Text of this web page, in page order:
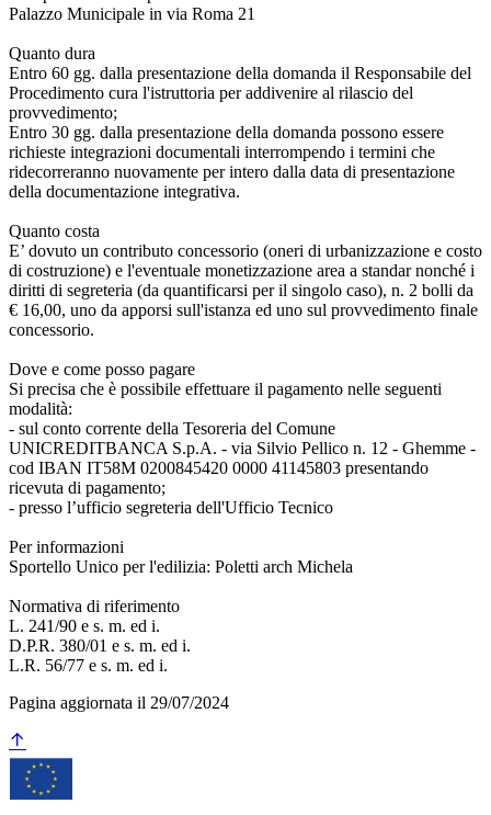
Palazzo Municipale in via Roma 21
Quanto dura
Entro 60 gg. dalla presentazione della domanda il Responsabile del
Procedimento cura l'istruttoria per addivenire al rilascio del
provvedimento;
Entro 30 gg. dalla presentazione della domanda possono essere
richieste integrazioni documentali interrompendo i termini che
ridecorreranno nuovamente per intero dalla data di presentazione
della documentazione integrativa.
Quanto costa
E’ dovuto un contributo concessorio (oneri di urbanizzazione e costo
di costruzione) e l'eventuale monetizzazione area a standar nonché i
diritti di segreteria (da quantificarsi per il singolo caso), n. 2 bolli da
€ 16,00, uno da apporsi sull'istanza ed uno sul provvedimento finale
concessorio.
Dove e come posso pagare
Si precisa che è possibile effettuare il pagamento nelle seguenti
modalità:
- sul conto corrente della Tesoreria del Comune
UNICREDITBANCA S.p.A. - via Silvio Pellico n. 12 - Ghemme -
cod IBAN IT58M 0200845420 0000 41145803 presentando
ricevuta di pagamento;
- presso l’ufficio segreteria dell'Ufficio Tecnico
Per informazioni
Sportello Unico per l'edilizia: Poletti arch Michela
Normativa di riferimento
L. 241/90 e s. m. ed i.
D.P.R. 380/01 e s. m. ed i.
L.R. 56/77 e s. m. ed i.
Pagina aggiornata il 29/07/2024